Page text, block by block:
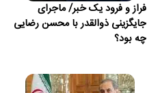
فراز و فرود یک خبر/ ماجرای
جایگزینی ذوالقدر با محسن رضایی
چه بود؟